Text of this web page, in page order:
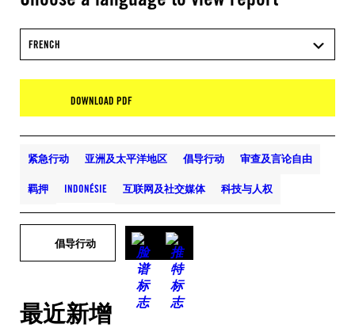
FRENCH
DOWNLOAD PDF
紧急行动 亚洲及太平洋地区 倡导行动 审查及言论自由
羁押 INDONÉSIE 互联网及社交媒体 科技与人权
倡导行动
最近新增